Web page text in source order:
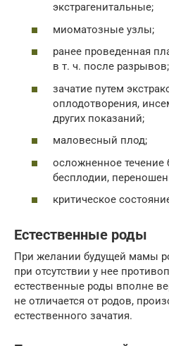
экстрагенитальные;
миоматозные узлы;
ранее проведенная
в т. ч. после разрывов;
зачатие путем
оплодотворения,
других показаний;
маловесный плод;
осложненное течение
бесплодии,
критическое
Естественные роды
При желании будущей мамы
при отсутствии у нее
естественные роды вполне
не отличается от родов,
естественного зачатия.